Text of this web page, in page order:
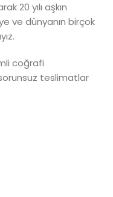
20 yılı aşkın
ve dünyanın birçok
coğrafi
teslimatlar